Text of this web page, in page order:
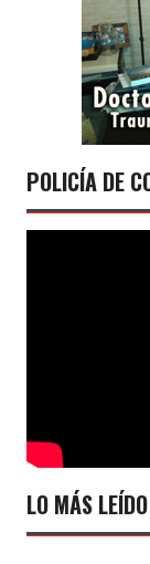
POLICÍA DE
LO MÁS